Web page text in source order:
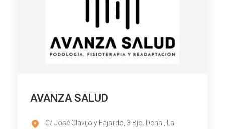
AVANZA SALUD
C/ José Clavijo y Fajardo, 3 Bjo. Dcha., La